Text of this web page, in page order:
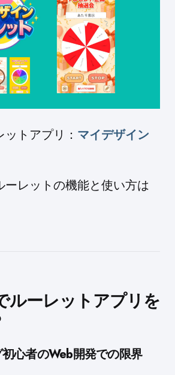
トアプリ： マイデザイン
ーレットの機能と使い方は
ルーレットアプリを
心者のWeb開発での限界